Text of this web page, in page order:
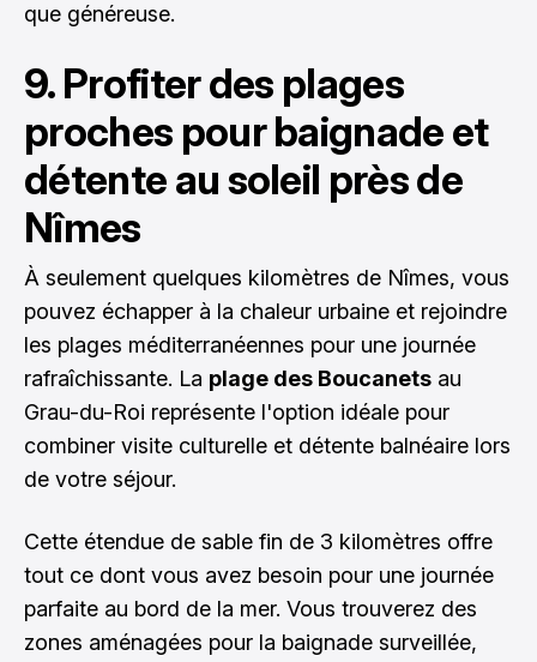
que généreuse.
9. Profiter des plages
proches pour baignade et
détente au soleil près de
Nîmes
À seulement quelques kilomètres de Nîmes, vous
pouvez échapper à la chaleur urbaine et rejoindre
les plages méditerranéennes pour une journée
rafraîchissante. La plage des Boucanets au
Grau-du-Roi représente l'option idéale pour
combiner visite culturelle et détente balnéaire lors
de votre séjour.
Cette étendue de sable fin de 3 kilomètres offre
tout ce dont vous avez besoin pour une journée
parfaite au bord de la mer. Vous trouverez des
zones aménagées pour la baignade surveillée,